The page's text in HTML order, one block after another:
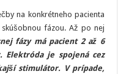
na konkrétneho pacienta
fázou. Až po nej
fázy má pacient 2 až 6
Elektróda je spojená cez
stimulátor. V prípade,